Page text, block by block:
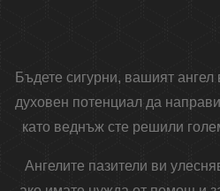
Бъдете сигурни, вашият
духовен потенциал да
като веднъж сте решили
Ангелите пазители ви